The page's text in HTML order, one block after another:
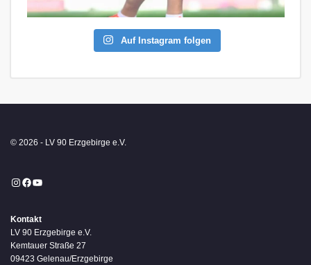
Auf Instagram folgen
© 2026 - LV 90 Erzgebirge e.V.
Instagram
Facebook
YouTube
Kontakt
LV 90 Erzgebirge e.V.
Kemtauer Straße 27
09423 Gelenau/Erzgebirge